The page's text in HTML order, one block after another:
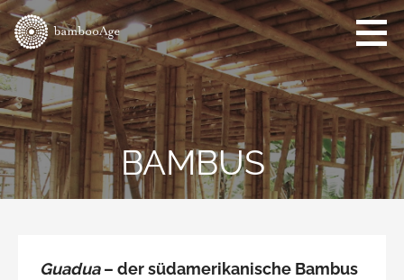
Zum
Inhalt
springen
bamboo-
age.com
Das
Bambuszeitalter
hat begonnen!
BAMBUS
Guadua– der südamerikanische Bambus